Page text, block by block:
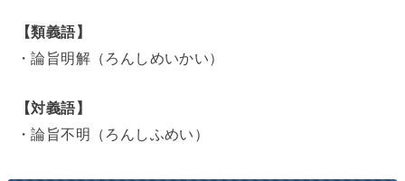
【類義語】
・論旨明解（ろんしめいかい）
【対義語】
・論旨不明（ろんしふめい）